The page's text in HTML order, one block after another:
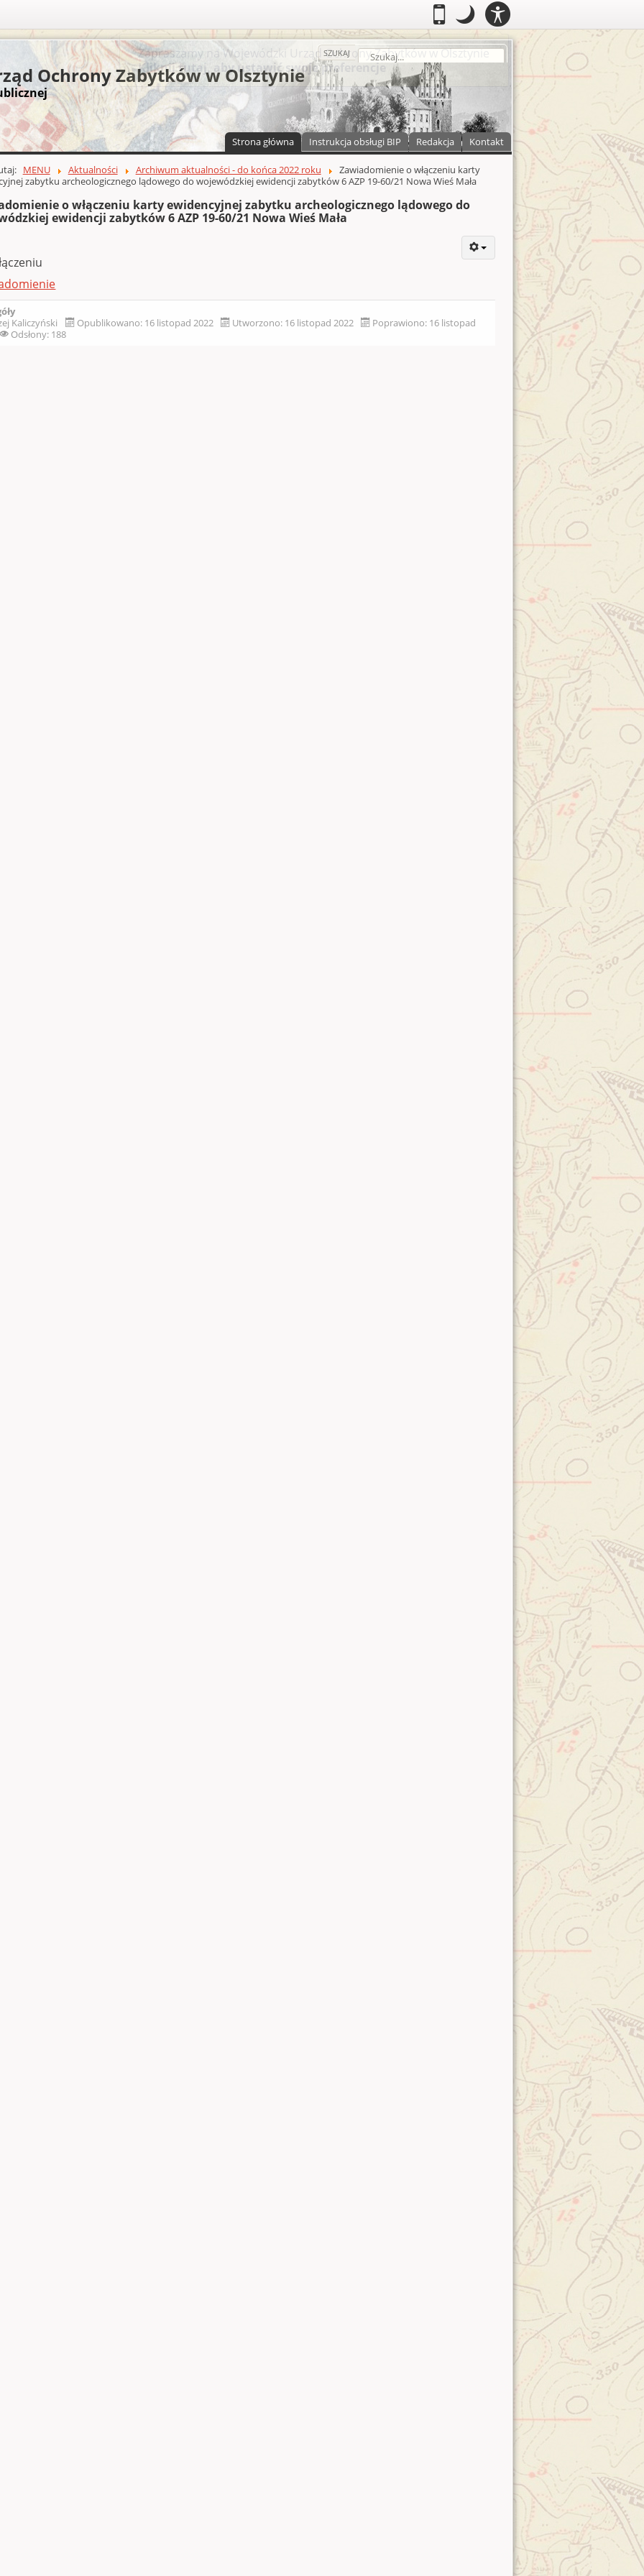
Mobilny
.Przełącz do wersji mobilnej
Tryb
nocny
Tryb nocny: Ten tryb ustawia
Szukaj
SZUKAJ
Ochrony Zabytków w Olsztynie
Strona główna Instrukcja obsługi BIP Redakcja Kontakt
zawartości
MENU Aktualności Archiwum aktualności - do końca 2022 roku
Zawiadomienie o włączeniu karty
zabytku archeologicznego lądowego do wojewódzkiej ewidencji zabytków 6 AZP 19-60/21 Nowa Wieś Mała
o włączeniu karty ewidencyjnej zabytku archeologicznego lądowego do
ewidencji zabytków 6 AZP 19-60/21 Nowa Wieś Mała
Kaliczyński
Opublikowano: 16 listopad 2022 Utworzono: 16 listopad 2022
Poprawiono: 16 listopad
Odsłony: 188